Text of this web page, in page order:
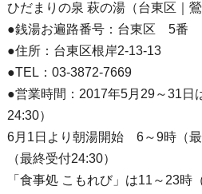
ひだまりの泉 萩の湯（台東区｜鶯
●銭湯お遍路番号：台東区 5番
●住所：台東区根岸2-13-13
●TEL：03-3872-7669
●営業時間：2017年5月29～31日
24:30）
6月1日より朝湯開始 6～9時（
（最終受付24:30）
「食事処 こもれび」は11～23時